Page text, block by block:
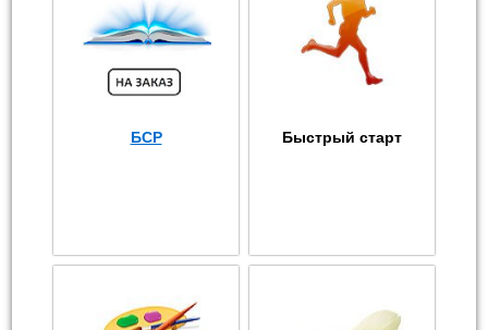
БСР Быстрый старт